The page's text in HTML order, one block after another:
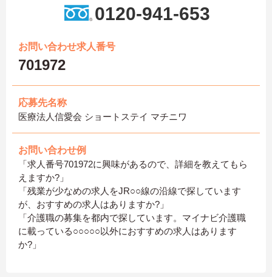
0120-941-653
お問い合わせ求人番号
701972
応募先名称
医療法人信愛会 ショートステイ マチニワ
お問い合わせ例
「求人番号701972に興味があるので、詳細を教えてもら
えますか?」
「残業が少なめの求人をJR○○線の沿線で探しています
が、おすすめの求人はありますか?」
「介護職の募集を都内で探しています。マイナビ介護職
に載っている○○○○○以外におすすめの求人はあります
か?」